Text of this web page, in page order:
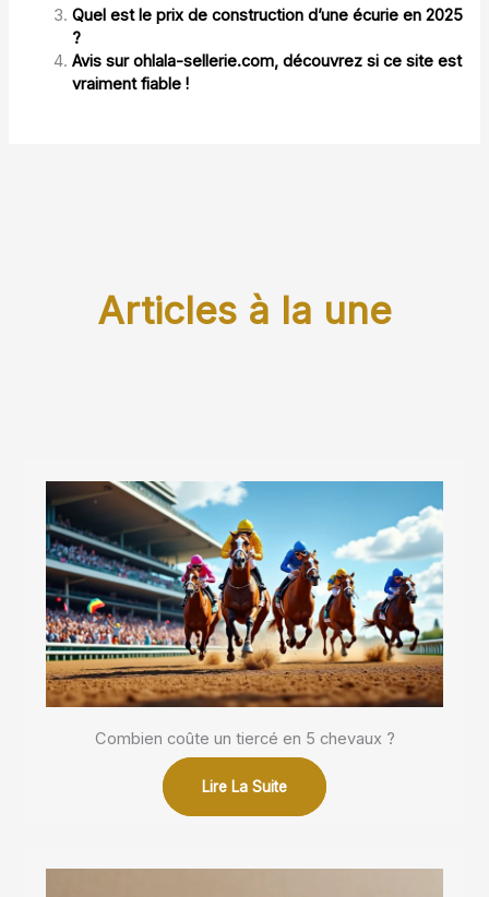
Quel est le prix de construction d’une écurie en 2025
?
Avis sur ohlala-sellerie.com, découvrez si ce site est
vraiment fiable !
Articles à la une
Combien coûte un tiercé en 5 chevaux ?
Lire La Suite